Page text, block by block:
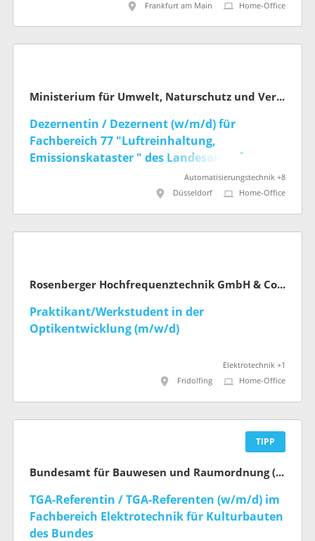
Frankfurt am Main
Home-Office
Ministerium für Umwelt, Naturschutz und Verkehr des Landes Nordrhein-Westfalen
Dezernentin / Dezernent (w/m/d) für
Fachbereich 77 "Luftreinhaltung,
Emissionskataster " des Landesamts für
Natur, Umwelt und Klima NRWAutomatisierungstechnik +8
Düsseldorf
Home-Office
Rosenberger Hochfrequenztechnik GmbH & Co. KG
Praktikant/Werkstudent in der
Optikentwicklung (m/w/d)
Elektrotechnik +1
Fridolfing
Home-Office
TIPP
Bundesamt für Bauwesen und Raumordnung (BBR)
TGA-Referentin / TGA-Referenten (w/m/d) im
Fachbereich Elektrotechnik für Kultur­bauten
des Bundes